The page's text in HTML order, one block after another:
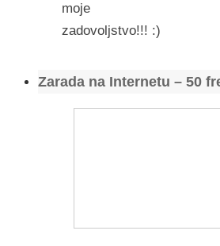
moje
zadovoljstvo!!! :)
Zarada na Internetu – 50